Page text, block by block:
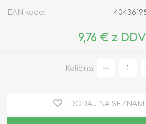
EAN koda:
9,76 € z DDV
Količina:
DODAJ NA